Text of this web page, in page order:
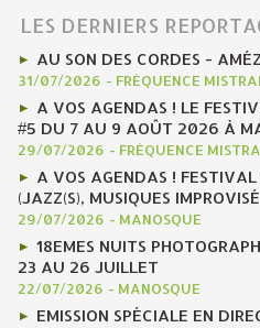
LES DERNIERS
AU SON DES CORDES -
31/07/2026 - FRÉQUENCE
A VOS AGENDAS ! LE
#5 DU 7 AU 9 AOÛT 2026 À
29/07/2026 - FRÉQUENCE
A VOS AGENDAS !
(JAZZ(S), MUSIQUES
29/07/2026 - MANOSQUE
18EMES NUITS
23 AU 26 JUILLET
22/07/2026 - MANOSQUE
EMISSION SPÉCIALE EN